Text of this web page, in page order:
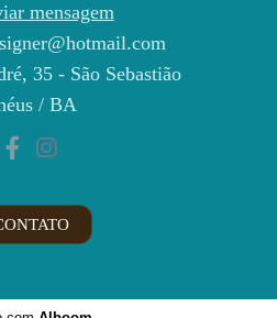
mensagem
35 - São Sebastião
/ BA